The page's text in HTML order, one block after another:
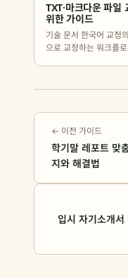
TXT·마크다운 파일
위한 가이드
기술 문서 한국어 교정
으로 교정하는 워크플
← 이전 가이드
학기말 레포트 맞
지와 해결법
입시 자기소개